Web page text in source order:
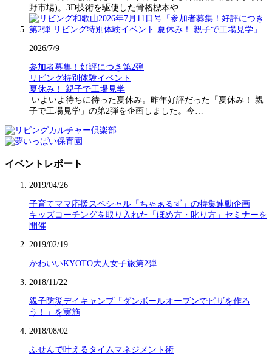
野市場)。3D技術を駆使した骨格標本や…
2026/7/9
参加者募集！好評につき第2弾
リビング特別体験イベント
夏休み！ 親子で工場見学
いよいよ待ちに待った夏休み。昨年好評だった「夏休み！ 親
子で工場見学」の第2弾を企画しました。今…
イベントレポート
2019/04/26
子育てママ応援スペシャル「ちゃぁるず」の特集連動企画
キッズコーチングを取り入れた「ほめ方・叱り方」セミナーを
開催
2019/02/19
かわいいKYOTO大人女子旅第2弾
2018/11/22
親子防災デイキャンプ「ダンボールオーブンでピザを作ろ
う！」を実施
2018/08/02
ふせんで叶えるタイムマネジメント術